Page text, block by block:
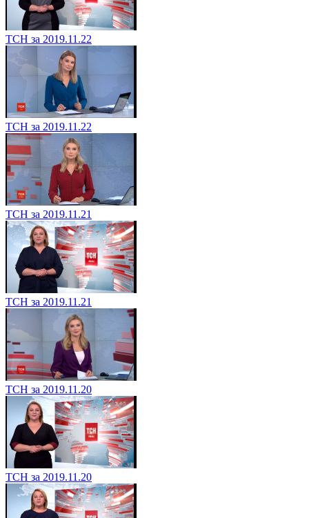
ТСН за 2019.11.22
ТСН за 2019.11.22
ТСН за 2019.11.21
ТСН за 2019.11.21
ТСН за 2019.11.20
ТСН за 2019.11.20